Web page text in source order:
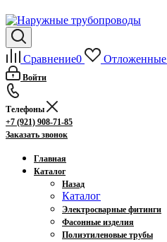
Сравнение0 Отложенные
Войти
Телефоны
+7 (921) 908-71-85
Заказать звонок
Главная
Каталог
Назад
Каталог
Электросварные фитинги
Фасонные изделия
Полиэтиленовые трубы